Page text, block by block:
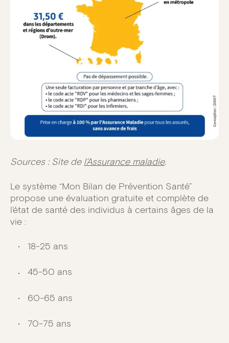
Sources : Site de l’Assurance maladie.
Le système “Mon Bilan de Prévention Santé”
propose une évaluation gratuite et complète de
l’état de santé des individus à certains âges de la
vie :
18-25 ans
45-50 ans
60-65 ans
70-75 ans